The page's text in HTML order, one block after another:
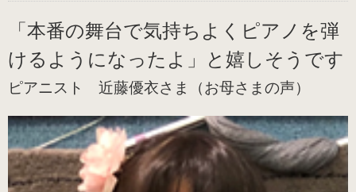
「本番の舞台で気持ちよくピアノを弾
けるようになったよ」と嬉しそうです
ピアニスト 近藤優衣さま（お母さまの声）